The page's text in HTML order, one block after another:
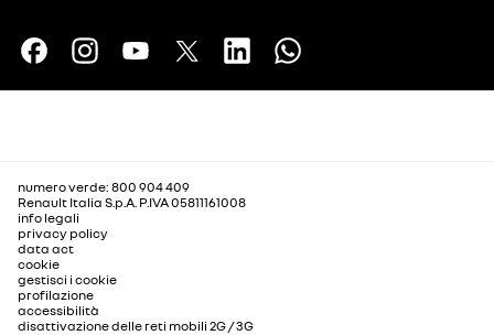
numero verde: 800 904 409
Renault Italia S.p.A. P.IVA 05811161008
info legali
privacy policy
data act
cookie
gestisci i cookie
profilazione
accessibilità
disattivazione delle reti mobili 2G / 3G